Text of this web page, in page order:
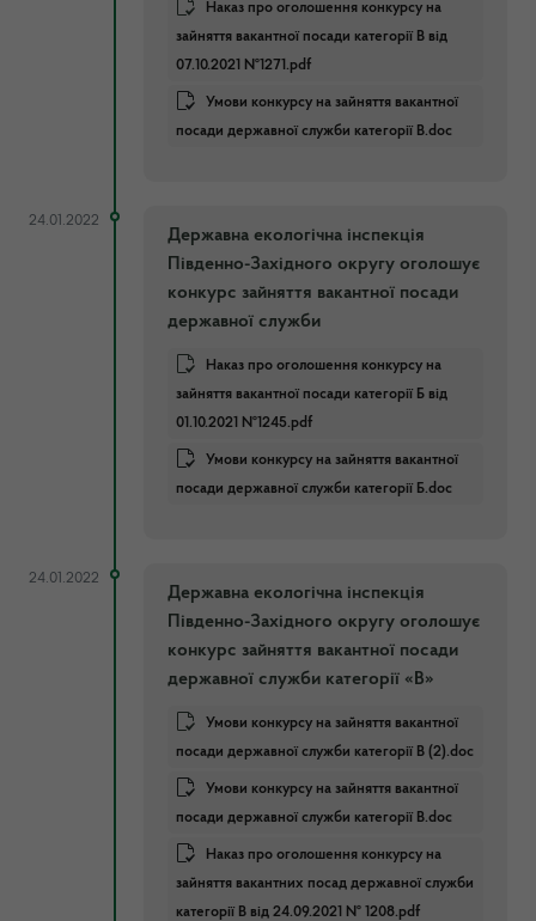
Наказ про оголошення конкурсу на
зайняття вакантної посади категорії В від
07.10.2021 №1271.pdf
Умови конкурсу на зайняття вакантної
посади державної служби категорії В.doc
24.01.2022
Державна екологічна інспекція
Південно-Західного округу оголошує
конкурс зайняття вакантної посади
державної служби
Наказ про оголошення конкурсу на
зайняття вакантної посади категорії Б від
01.10.2021 №1245.pdf
Умови конкурсу на зайняття вакантної
посади державної служби категорії Б.doc
24.01.2022
Державна екологічна інспекція
Південно-Західного округу оголошує
конкурс зайняття вакантної посади
державної служби категорії «В»
Умови конкурсу на зайняття вакантної
посади державної служби категорії В (2).doc
Умови конкурсу на зайняття вакантної
посади державної служби категорії В.doc
Наказ про оголошення конкурсу на
зайняття вакантних посад державної служби
категорії В від 24.09.2021 № 1208.pdf